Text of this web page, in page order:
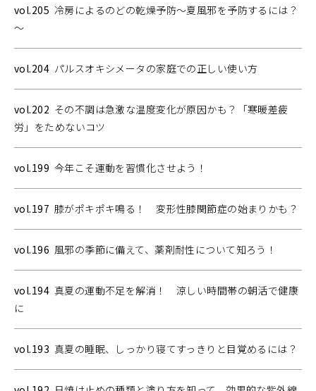
vol.205 冷房によるのどの乾燥予防～夏風邪を予防するには？
～
vol.204 パルスオキシメータの家庭での正しい使い方
vol.202 その不調は急激な温度変化が原因かも？「寒暖差疲
労」をためないコツ
vol.199 今年こそ運動を習慣化させよう！
vol.197 膝がポキポキ鳴る！ 変形性膝関節症の始まりかも？
vol.196 風邪の季節に備えて、薬剤耐性について知ろう！
vol.194 真夏の運動不足を解消！ 涼しい時間帯の朝活で健康
に
vol.193 真夏の睡眠、しっかり寝てすっきりと目覚めるには？